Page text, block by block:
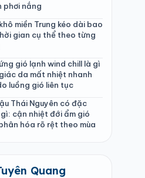
phơi nắng
miền Trung kéo dài bao
gian cụ thể theo từng
gió lạnh wind chill là gì
da mất nhiệt nhanh
luồng gió liên tục
Thái Nguyên có đặc
cận nhiệt đới ẩm gió
hóa rõ rệt theo mùa
Quang